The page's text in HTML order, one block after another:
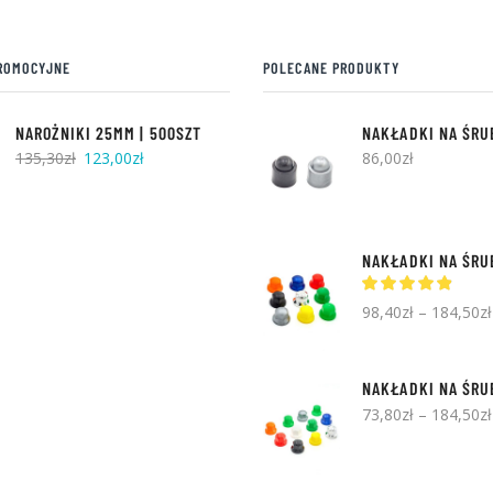
produktu
NAROŻNIKI 25MM | 500SZT
135,30zł Pierwotna
123,00złAktualna
POLECANE PRODUKTY
86,00zł
98,40zł – 184,50zł
73,80zł – 184,50zł